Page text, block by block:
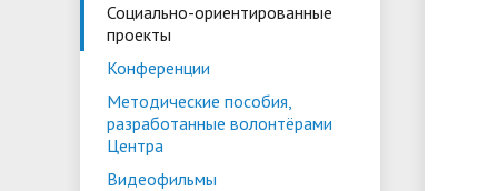
Военный учебный центр
по
Особая квота
Информация о зачислении
Объединенный совет обучающихся
Социально-ориентированные
проекты
Конференции
Методические пособия,
разработанные волонтёрами
Центра
Видеофильмы